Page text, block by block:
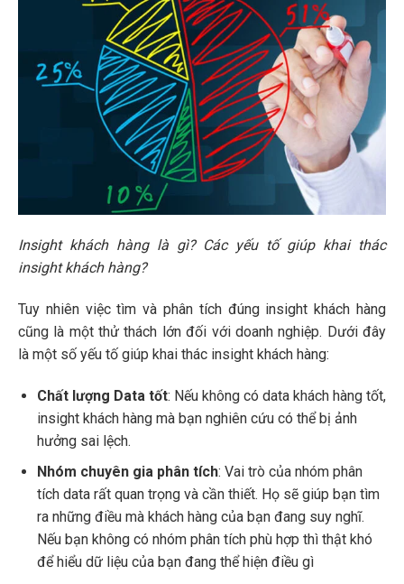
Insight khách hàng là gì? Các yếu tố giúp khai thác
insight khách hàng?
Tuy nhiên việc tìm và phân tích đúng insight khách hàng
cũng là một thử thách lớn đối với doanh nghiệp. Dưới đây
là một số yếu tố giúp khai thác insight khách hàng:
Chất lượng Data tốt: Nếu không có data khách hàng tốt,
insight khách hàng mà bạn nghiên cứu có thể bị ảnh
hưởng sai lệch.
Nhóm chuyên gia phân tích: Vai trò của nhóm phân
tích data rất quan trọng và cần thiết. Họ sẽ giúp bạn tìm
ra những điều mà khách hàng của bạn đang suy nghĩ.
Nếu bạn không có nhóm phân tích phù hợp thì thật khó
để hiểu dữ liệu của bạn đang thể hiện điều gì